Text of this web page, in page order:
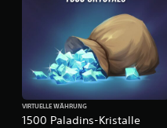
1500 Paladins-Kristalle
VIRTUELLE WÄHRUNG